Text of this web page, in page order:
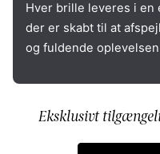
Hver brille leveres i
der er skabt til at
og fuldende
Eksklusivt